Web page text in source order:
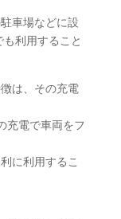
車場などに設
利用すること
は、その充電
充電で車両をフ
に利用するこ